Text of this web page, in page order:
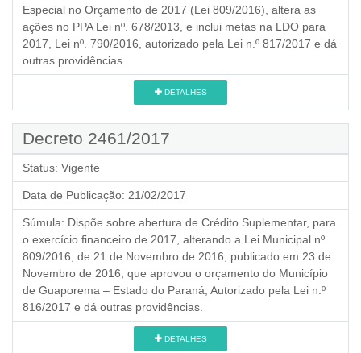
Especial no Orçamento de 2017 (Lei 809/2016), altera as
ações no PPA Lei nº. 678/2013, e inclui metas na LDO para
2017, Lei nº. 790/2016, autorizado pela Lei n.º 817/2017 e dá
outras providências.
DETALHES
Decreto 2461/2017
Status: Vigente
Data de Publicação: 21/02/2017
Súmula: Dispõe sobre abertura de Crédito Suplementar, para
o exercício financeiro de 2017, alterando a Lei Municipal nº
809/2016, de 21 de Novembro de 2016, publicado em 23 de
Novembro de 2016, que aprovou o orçamento do Município
de Guaporema – Estado do Paraná, Autorizado pela Lei n.º
816/2017 e dá outras providências.
DETALHES